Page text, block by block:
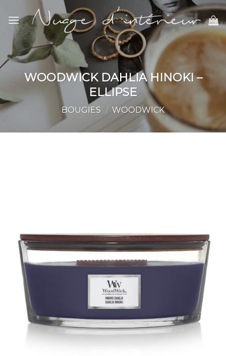
content
WOODWICK DAHLIA HINOKI –
ELLIPSE
BOUGIES / WOODWICK